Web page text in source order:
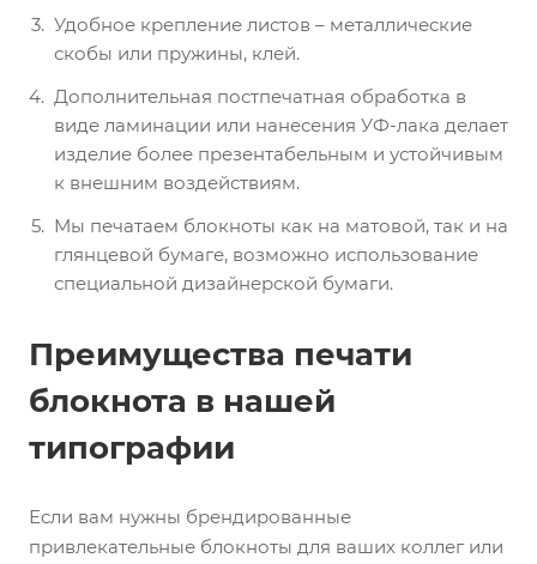
Удобное крепление листов – металлические
скобы или пружины, клей.
Дополнительная постпечатная обработка в
виде ламинации или нанесения УФ-лака делает
изделие более презентабельным и устойчивым
к внешним воздействиям.
Мы печатаем блокноты как на матовой, так и на
глянцевой бумаге, возможно использование
специальной дизайнерской бумаги.
Преимущества печати
блокнота в нашей
типографии
Если вам нужны брендированные
привлекательные блокноты для ваших коллег или